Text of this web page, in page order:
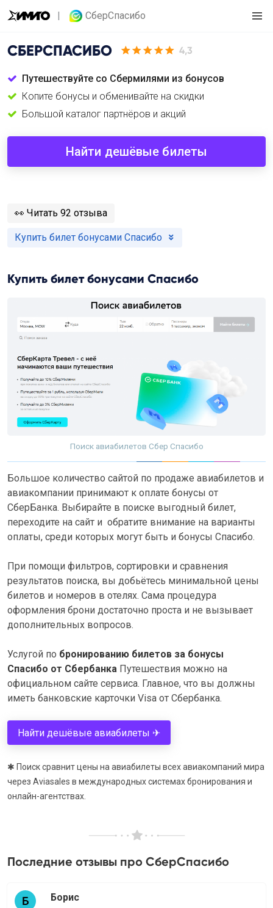
СберСпасибо
СБЕРСПАСИБО 4,3
Путешествуйте со Сбермилями из бонусов
Копите бонусы и обменивайте на скидки
Большой каталог партнёров и акций
Найти дешёвые билеты
️👀 Читать 92 отзыва
Купить билет бонусами Спасибо
Купить билет бонусами Спасибо
Поиск авиабилетов Сбер Спасибо
Большое количество сайтой по продаже авиабилетов и
авиакомпании принимают к оплате бонусы от
СберБанка. Выбирайте в поиске выгодный билет,
переходите на сайт и обратите внимание на варианты
оплаты, среди которых могут быть и бонусы Спасибо.
При помощи фильтров, сортировки и сравнения
результатов поиска, вы добьётесь минимальной цены
билетов и номеров в отелях. Сама процедура
оформления брони достаточно проста и не вызывает
дополнительных вопросов.
Услугой по бронированию билетов за бонусы
Спасибо от Сбербанка Путешествия можно на
официальном сайте сервиса. Главное, что вы должны
иметь банковские карточки Visa от Сбербанка.
Найти дешёвые авиабилеты ✈
✱ Поиск сравнит цены на авиабилеты всех авиакомпаний мира
через Aviasales в международных системах бронирования и
онлайн-агентствах.
Последние отзывы про СберСпасибо
Борис